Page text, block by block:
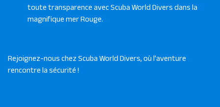
toute transparence avec Scuba World Divers dans la
magnifique mer Rouge.
Rejoignez-nous chez Scuba World Divers, où l'aventure
rencontre la sécurité !